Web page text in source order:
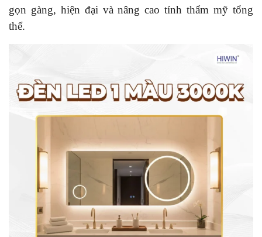
gọn gàng, hiện đại và nâng cao tính thẩm mỹ tổng
thể.